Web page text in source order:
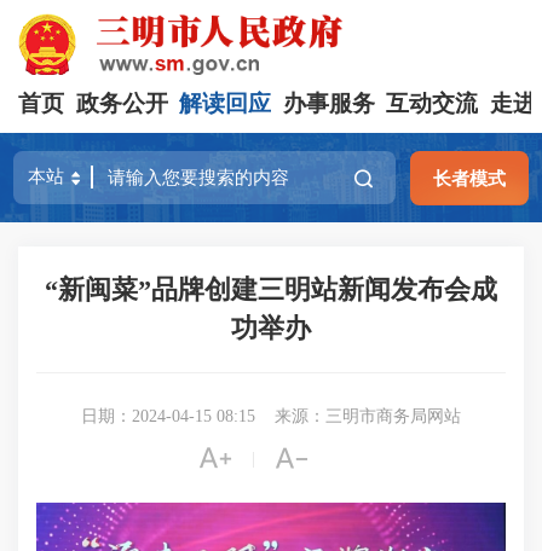
首页 政务公开 解读回应 办事服务 互动交流 走进
长者模式
“新闽菜”品牌创建三明站新闻发布会成
功举办
日期：2024-04-15 08:15 来源：三明市商务局网站
 